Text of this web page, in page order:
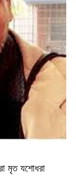
মৃত যশোধরা